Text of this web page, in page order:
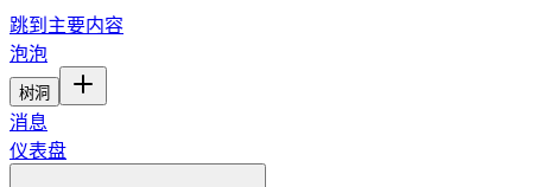
跳到主要内容
泡泡
树洞
消息
仪表盘